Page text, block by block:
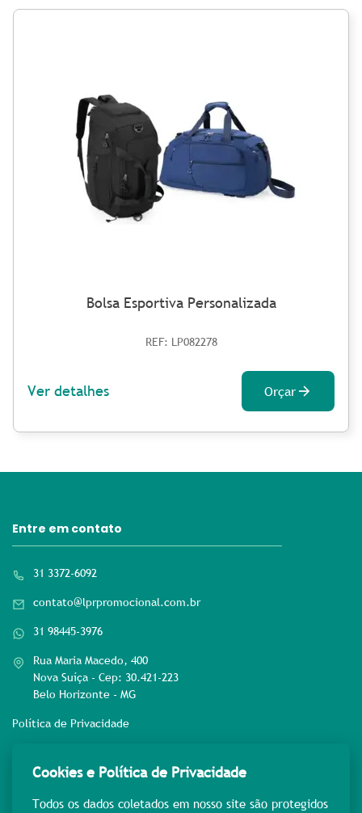
Bolsa Esportiva Personalizada
REF: LP082278
Ver detalhes Orçar
Entre em contato
31 3372-6092
contato@lprpromocional.com.br
31 98445-3976
Rua Maria Macedo, 400
Nova Suíça - Cep: 30.421-223
Belo Horizonte - MG
Política de Privacidade
Rede sociais
Cookies e Política de Privacidade
Todos os dados coletados em nosso site são protegidos